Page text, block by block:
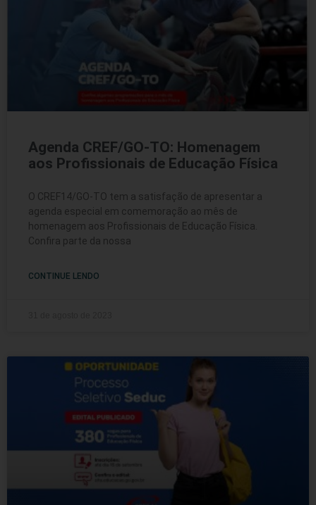
Agenda CREF/GO-TO: Homenagem
aos Profissionais de Educação Física
O CREF14/GO-TO tem a satisfação de apresentar a
agenda especial em comemoração ao mês de
homenagem aos Profissionais de Educação Física.
Confira parte da nossa
CONTINUE LENDO